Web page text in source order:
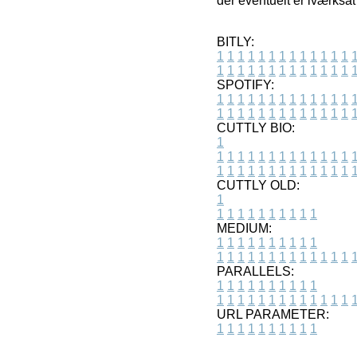
BITLY:
1 1 1 1 1 1 1 1 1 1 1 1 1 1
1 1 1 1 1 1 1 1 1 1 1 1 1 1
SPOTIFY:
1 1 1 1 1 1 1 1 1 1 1 1 1 1
1 1 1 1 1 1 1 1 1 1 1 1 1 1
CUTTLY BIO:
1
1 1 1 1 1 1 1 1 1 1 1 1 1 1
1 1 1 1 1 1 1 1 1 1 1 1 1 1
CUTTLY OLD:
1
1 1 1 1 1 1 1 1 1 1
MEDIUM:
1 1 1 1 1 1 1 1 1 1
1 1 1 1 1 1 1 1 1 1 1 1 1 1
PARALLELS:
1 1 1 1 1 1 1 1 1 1
1 1 1 1 1 1 1 1 1 1 1 1 1 1
URL PARAMETER:
1 1 1 1 1 1 1 1 1 1